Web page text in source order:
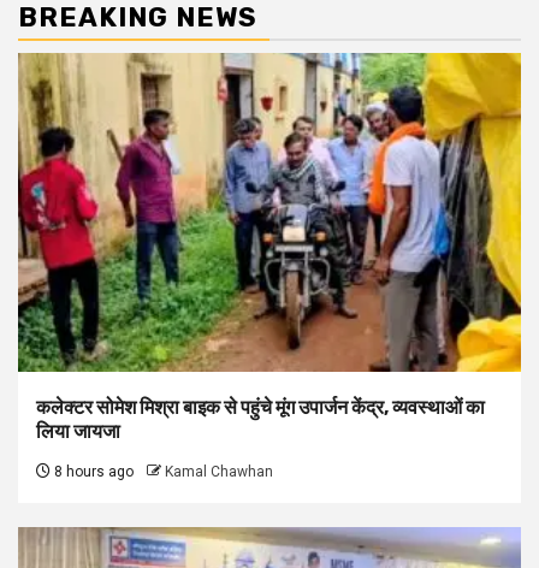
BREAKING NEWS
कलेक्टर सोमेश मिश्रा बाइक से पहुंचे मूंग उपार्जन केंद्र, व्यवस्थाओं का
लिया जायजा
8 hours ago Kamal Chawhan